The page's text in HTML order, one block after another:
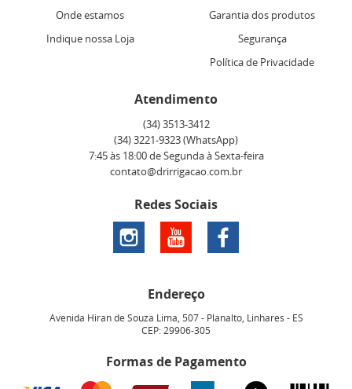
Onde estamos
Indique nossa Loja
Garantia dos produtos
Segurança
Política de Privacidade
Atendimento
(34)3513-3412
(34)3221-9323(WhatsApp)
7:45 às 18:00 de Segunda à Sexta-feira
contato@drirrigacao.com.br
Redes Sociais
Endereço
Avenida Hiran de Souza Lima, 507- Planalto, Linhares - ES
CEP: 29906-305
Formas de Pagamento